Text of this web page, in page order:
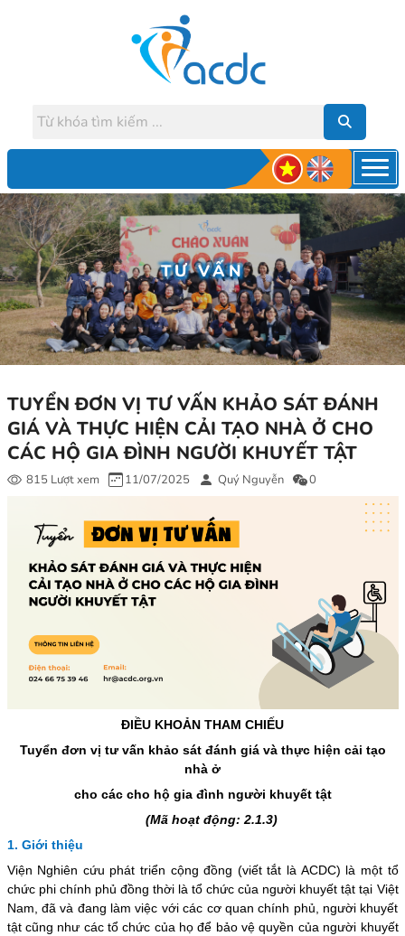
TƯ VẤN
TUYỂN ĐƠN VỊ TƯ VẤN KHẢO SÁT ĐÁNH
GIÁ VÀ THỰC HIỆN CẢI TẠO NHÀ Ở CHO
CÁC HỘ GIA ĐÌNH NGƯỜI KHUYẾT TẬT
815 Lượt xem 11/07/2025 Quý Nguyễn 0
ĐIỀU KHOẢN THAM CHIẾU
Tuyển đơn vị tư vấn khảo sát đánh giá và thực hiện cải tạo
nhà ở
cho các cho hộ gia đình người khuyết tật
(Mã hoạt động: 2.1.3)
1. Giới thiệu
Viện Nghiên cứu phát triển cộng đồng (viết tắt là ACDC) là một tổ
chức phi chính phủ đồng thời là tổ chức của người khuyết tật tại Việt
Nam, đã và đang làm việc với các cơ quan chính phủ, người khuyết
tật cũng như các tổ chức của họ để bảo vệ quyền của người khuyết